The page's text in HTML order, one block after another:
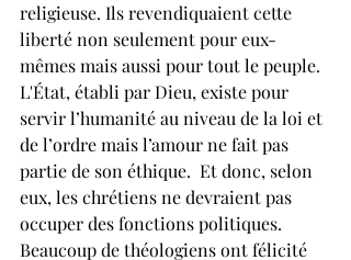
religieuse. Ils revendiquaient cette
liberté non seulement pour eux-
mêmes mais aussi pour tout le peuple.
L'État, établi par Dieu, existe pour
servir l’humanité au niveau de la loi et
de l’ordre mais l’amour ne fait pas
partie de son éthique.  Et donc, selon
eux, les chrétiens ne devraient pas
occuper des fonctions politiques.
Beaucoup de théologiens ont félicité